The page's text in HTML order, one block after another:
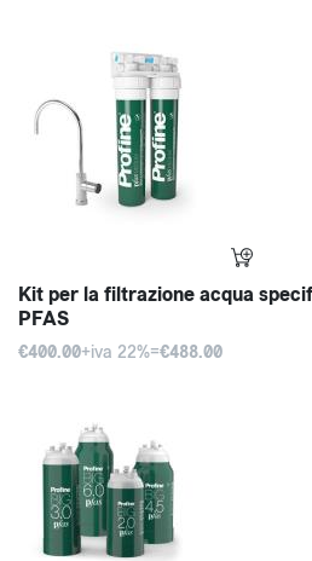
Kit per la filtrazione acqua
PFAS
€400.00+iva 22%=€488.00